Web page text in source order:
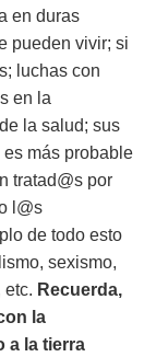
en duras
pueden vivir; si
luchas con
en la
la salud; sus
más probable
tratad@s por
l@s
de todo esto
sexismo,
etc. Recuerda,
la
a la tierra